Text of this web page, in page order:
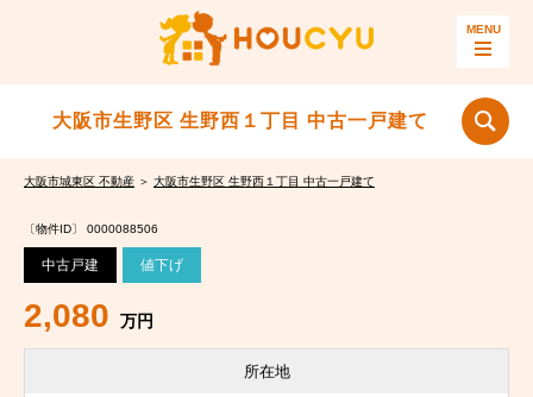
大阪市生野区 生野西１丁目 中古一戸建て
大阪市城東区 不動産 ＞ 大阪市生野区 生野西１丁目 中古一戸建て
〔物件ID〕 0000088506
中古戸建 値下げ
2,080 万円
所在地